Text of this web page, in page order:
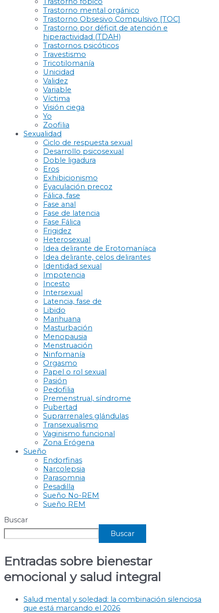
Trastorno mental orgánico
Trastorno Obsesivo Compulsivo [TOC]
Trastorno por déficit de atención e
hiperactividad (TDAH)
Trastornos psicóticos
Travestismo
Tricotilomanía
Unicidad
Validez
Variable
Víctima
Visión ciega
Yo
Zoofilia
Sexualidad
Ciclo de respuesta sexual
Desarrollo psicosexual
Doble ligadura
Eros
Exhibicionismo
Eyaculación precoz
Fálica, fase
Fase anal
Fase de latencia
Fase Fálica
Frigidez
Heterosexual
Idea delirante de Erotomaníaca
Idea delirante, celos delirantes
Identidad sexual
Impotencia
Incesto
Intersexual
Latencia, fase de
Libido
Marihuana
Masturbación
Menopausia
Menstruación
Ninfomanía
Orgasmo
Papel o rol sexual
Pasión
Pedofilia
Premenstrual, síndrome
Pubertad
Suprarrenales glándulas
Transexualismo
Vaginismo funcional
Zona Erógena
Sueño
Endorfinas
Narcolepsia
Parasomnia
Pesadilla
Sueño No-REM
Sueño REM
Buscar
Buscar
Entradas sobre bienestar
emocional y salud integral
Salud mental y soledad: la combinación silenciosa
que está marcando el 2026